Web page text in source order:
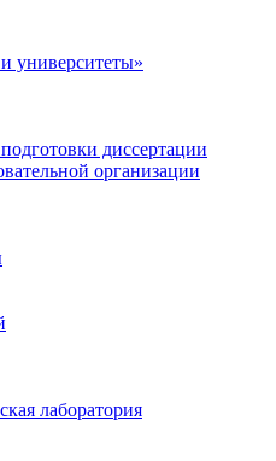
университеты»
диссертации
организации
лаборатория